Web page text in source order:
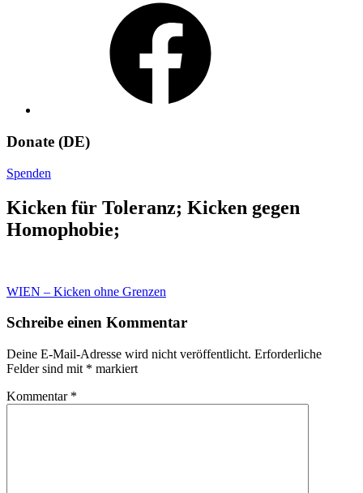
Donate (DE)
Spenden
Kicken für Toleranz; Kicken gegen
Homophobie;
Beitragsnavigation
WIEN – Kicken ohne Grenzen
Schreibe einen Kommentar
Deine E-Mail-Adresse wird nicht veröffentlicht. Erforderliche
Felder sind mit * markiert
Kommentar *